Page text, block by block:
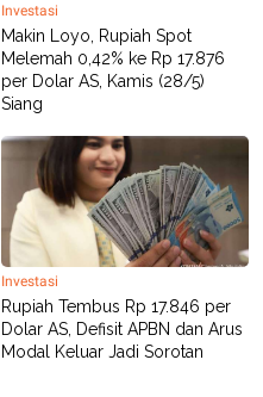
Investasi
Makin Loyo, Rupiah Spot
Melemah 0,42% ke Rp 17.876
per Dolar AS, Kamis (28/5)
Siang
Investasi
Rupiah Tembus Rp 17.846 per
Dolar AS, Defisit APBN dan Arus
Modal Keluar Jadi Sorotan